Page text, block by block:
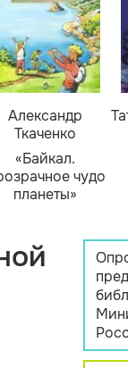
Александр
Ткаченко
«Байкал.
чудо
планеты»